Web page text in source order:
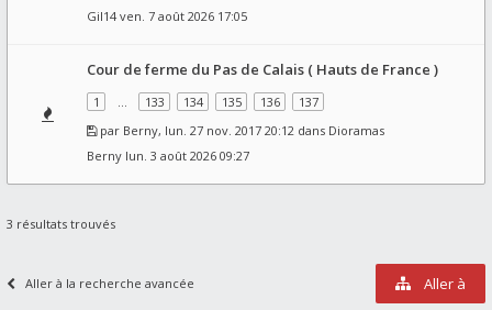
Gil14 ven. 7 août 2026 17:05
Cour de ferme du Pas de Calais ( Hauts de France )
1 … 133 134 135 136
137
par Berny, lun. 27 nov. 2017 20:12 dans Dioramas
Berny lun. 3 août 2026 09:27
3 résultats trouvés
Aller à la recherche avancée Aller à